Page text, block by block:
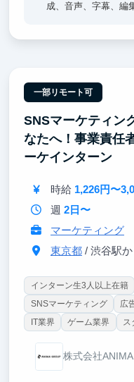
成、音声、字幕、編
一部リモート可
SNSマーケティン
なたへ！事業責任
ーケインターン
時給 1,226円〜
週 2日〜
マーケティング
東京都/ 渋谷駅から
インターン生3人以上在籍
SNSマーケティング
広
IT業界
ゲーム業界 ス
株式会社